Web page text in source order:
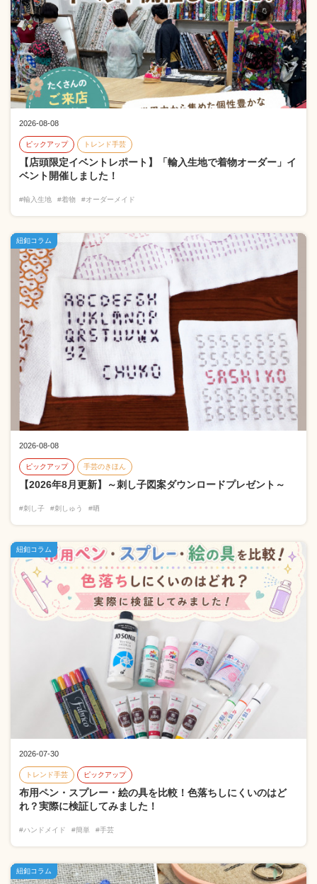
2026-08-08
ピックアップ トレンド手芸
【店頭限定イベントレポート】「輸入生地で着物オーダー」イ
ベント開催しました！
#輸入生地 #着物 #オーダーメイド
2026-08-08
ピックアップ 手芸のきほん
【2026年8月更新】～刺し子図案ダウンロードプレゼント～
#刺し子 #刺しゅう #晒
紐釦コラム
2026-07-30
トレンド手芸 ピックアップ
布用ペン・スプレー・絵の具を比較！色落ちしにくいのはど
れ？実際に検証してみました！
#ハンドメイド #簡単 #手芸
紐釦コラム
紐釦コラム